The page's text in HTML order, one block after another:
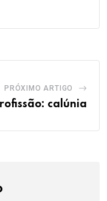
PRÓXIMO ARTIGO
calúnia